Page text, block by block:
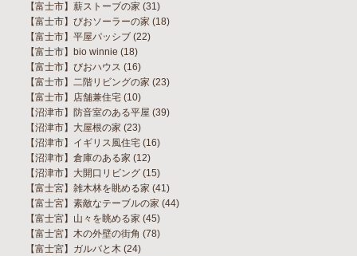
【富士市】薪ストーブの家 (31)
【富士市】びおソーラーの家 (18)
【富士市】平屋パッシブ (22)
【富士市】bio winnie (18)
【富士市】びおハウス (16)
【富士市】二階リビングの家 (23)
【富士市】店舗兼住宅 (10)
【沼津市】防音室のある平屋 (39)
【沼津市】大屋根の家 (23)
【沼津市】イギリス風住宅 (16)
【沼津市】倉庫のある家 (12)
【沼津市】大開口リビング (15)
【富士宮】雑木林を眺める家 (41)
【富士宮】素敵なテーブルの家 (44)
【富士宮】山々を眺める家 (45)
【富士宮】木の外壁の街角 (78)
【富士宮】ガルバと木 (24)